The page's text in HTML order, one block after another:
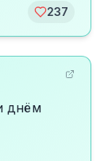
237
днём